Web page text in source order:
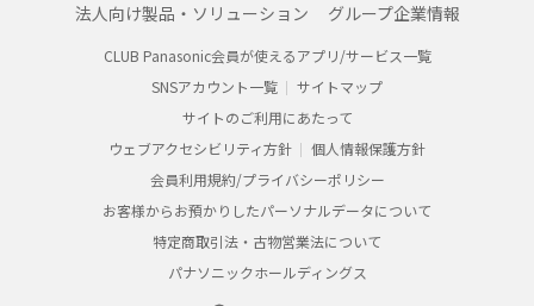
法人向け製品・ソリューション グループ企業情報
CLUB Panasonic会員が使えるアプリ/サービス一覧
SNSアカウント一覧
サイトマップ
サイトのご利用にあたって
ウェブアクセシビリティ方針
個人情報保護方針
会員利用規約/プライバシーポリシー
お客様からお預かりしたパーソナルデータについて
特定商取引法・古物営業法について
パナソニックホールディングス